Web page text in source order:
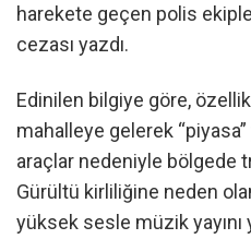
harekete geçen polis
cezası yazdı.
Edinilen bilgiye göre,
mahalleye gelerek
araçlar nedeniyle bölgede
Gürültü kirliliğine neden
yüksek sesle müzik